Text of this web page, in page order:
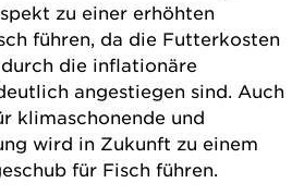
zu einer erhöhten
führen, da die Futterkosten
die inflationäre
angestiegen sind. Auch
klimaschonende und
wird in Zukunft zu einem
für Fisch führen.